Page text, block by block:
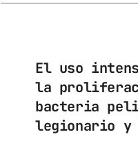
El uso
la
bacteria
legionario y